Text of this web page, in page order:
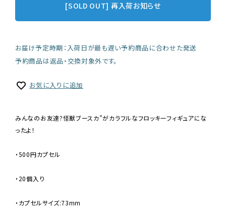
[SOLD OUT] 再入荷お知らせ
お届け予定時期：入荷日が最も遅い予約商品に合わせた発送
予約商品は返品・交換対象外です。
お気に入りに追加
みんなのお友達?怪獣ブースカ”がカラフルなフロッキーフィギュアにな
ったよ！
・500円カプセル
・20個入り
・カプセルサイズ:73mm